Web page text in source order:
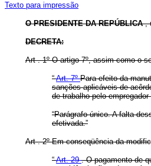
Texto para impressão
O PRESIDENTE DA REPÚBLICA,
DECRETA:
Art . 1º O artigo 7º, assim como o
“Art. 7ºPara efeito da
sanções aplicáveis de
de trabalho pelo
“Parágrafo único. A falta
efetivada.”
Art . 2º Em conseqüência da
“Art. 29. O pagamento de